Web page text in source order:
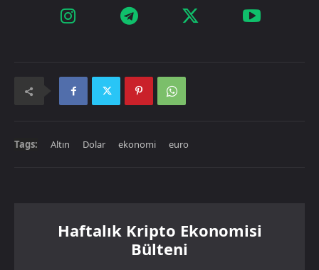
Tags: Altın Dolar ekonomi euro
Haftalık Kripto Ekonomisi
Bülteni